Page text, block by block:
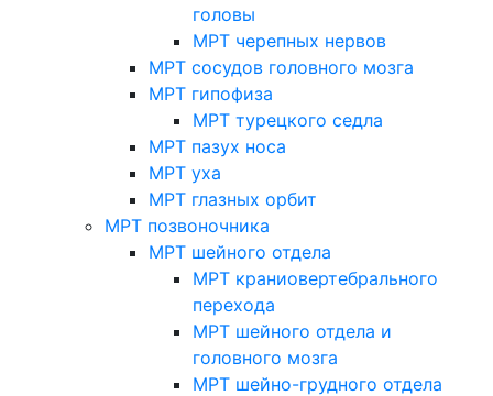
головы
МРТ черепных нервов
МРТ сосудов головного мозга
МРТ гипофиза
МРТ турецкого седла
МРТ пазух носа
МРТ уха
МРТ глазных орбит
МРТ позвоночника
МРТ шейного отдела
МРТ краниовертебрального
перехода
МРТ шейного отдела и
головного мозга
МРТ шейно-грудного отдела